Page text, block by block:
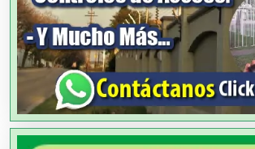
Alta Costura
Aluminio
Ambulancias